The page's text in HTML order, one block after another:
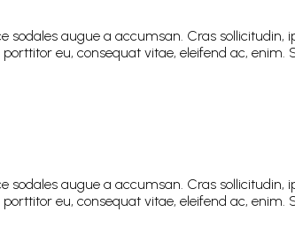
sodales augue a accumsan. Cras sollicitudin,
eu, consequat vitae, eleifend ac, enim.
sodales augue a accumsan. Cras sollicitudin,
eu, consequat vitae, eleifend ac, enim.